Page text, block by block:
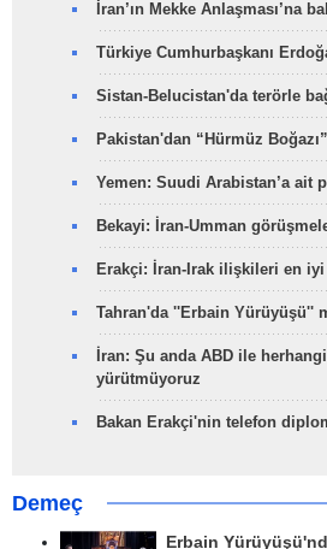
İran’ın Mekke Anlaşması’na
Türkiye Cumhurbaşkanı
Sistan-Belucistan'da terörle
Pakistan'dan “Hürmüz
Yemen: Suudi Arabistan’a
Bekayi: İran-Umman
Erakçi: İran-Irak ilişkileri en
Tahran'da ''Erbain Yürüyüşü''
İran: Şu anda ABD ile
yürütmüyoruz
Bakan Erakçi'nin telefon
Demeç
Erbain